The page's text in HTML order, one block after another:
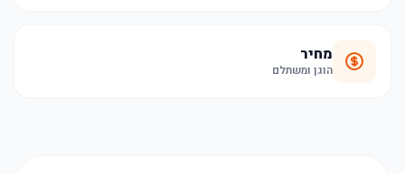
מחיר
הוגן ומשתלם